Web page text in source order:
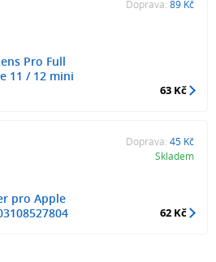
Pro Full
11 / 12 mini
Doprava: 89 Kč
63 Kč
pro Apple
Doprava: 45 Kč
Skladem
62 Kč